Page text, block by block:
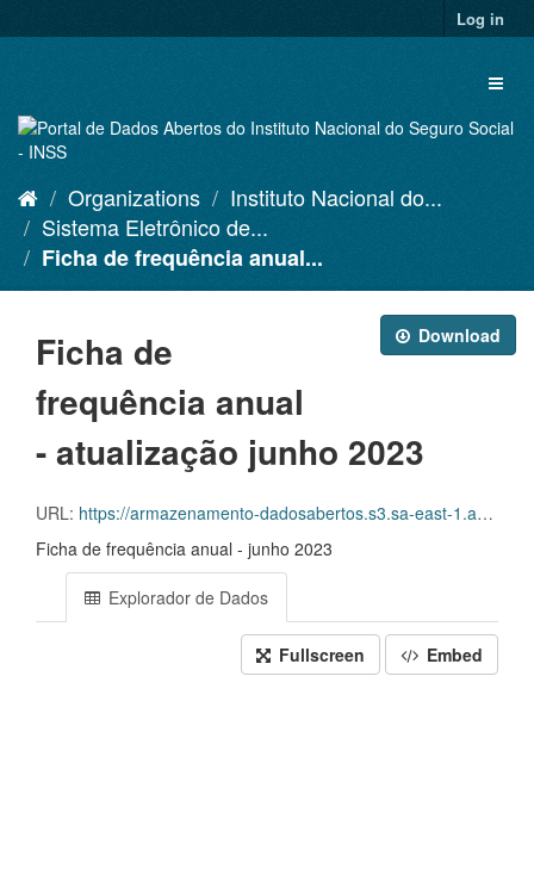
to
Log in
Organizations
Instituto Nacional do...
Sistema Eletrônico de...
Ficha de frequência anual...
Download
Ficha de
frequência anual
- atualização junho 2023
URL: https://armazenamento-dadosabertos.s3.sa-east-1.amazonaws.com/PDA_2023_2025/Grupos_de_dados/Sistema+Eletr%C3%B4nico+de+Frequ%C3%AAncia+-+SISREF/D.SRF.FQS.003.ACSINSS.202306.csv
Ficha de frequência anual - junho 2023
Explorador de Dados
Fullscreen Embed